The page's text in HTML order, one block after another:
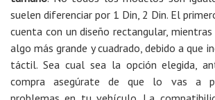
suelen diferenciar por 1 Din, 2 Din. El
cuenta con un diseño rectangular,
algo más grande y cuadrado, debido a que
táctil. Sea cual sea la opción elegida,
compra asegúrate de que lo vas a